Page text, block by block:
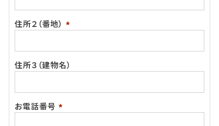
須)
住所２（番地）
須)
住所３（建物名）
お電話番号